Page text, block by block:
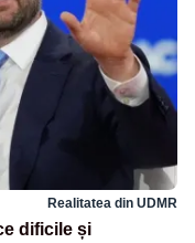
Realitatea din UDMR
dificile și